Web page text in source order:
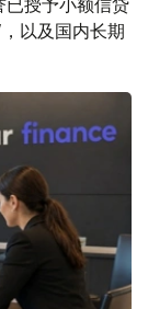
已授予小额信贷
以及国内长期